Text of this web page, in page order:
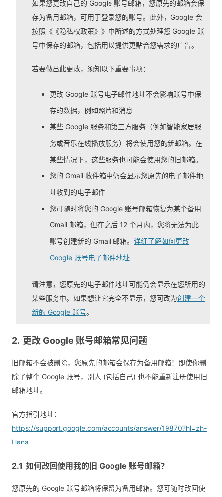
如果您更改自己的 Google 账号邮箱，您原先的邮箱会保
存为备用邮箱，可用于登录您的账号。此外，Google 会
按照《《隐私权政策》》中所述的方式处理您 Google 账
号中保存的邮箱，包括用以提供更贴合您需求的广告。
若要做出此更改，须知以下重要事项：
更改 Google 账号电子邮件地址不会影响账号中保
存的数据，例如照片和消息
某些 Google 服务和第三方服务（例如智能家居服
务或音乐在线播放服务）将会使用您的新邮箱。在
某些情况下，这些服务也可能会使用您的旧邮箱。
您的 Gmail 收件箱中仍会显示您原先的电子邮件地
址收到的电子邮件
您可随时将您的 Google 账号邮箱恢复为某个备用
Gmail 邮箱，但在之后 12 个月内，您将无法为此
账号创建新的 Gmail 邮箱。 详细了解如何更改
Google 账号电子邮件地址
请注意，您原先的电子邮件地址可能仍会显示在您所用的
某些服务中。如果想让它完全不显示，您可改为创建一个
新的 Google 账号。
更改 Google 账号邮箱常见问题
旧邮箱不会被删除，您原先的邮箱会保存为备用邮箱！即使你删
除了整个 Google 账号，别人 (包括自己) 也不能重新注册使用旧
邮箱地址。
官方指引地址：
https://support.google.com/accounts/answer/19870?hl=zh-
Hans
如何改回使用我的旧 Google 账号邮箱？
您原先的 Google 账号邮箱将保留为备用邮箱。您可随时改回使